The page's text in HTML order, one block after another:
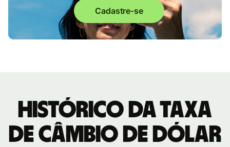
Cadastre-se
Histórico da taxa
de câmbio de Dólar